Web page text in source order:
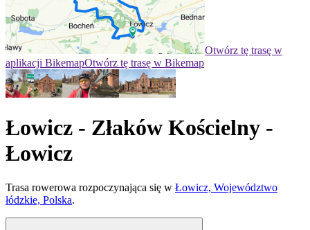
Otwórz tę trasę w
aplikacji BikemapOtwórz tę trasę w Bikemap
Łowicz - Złaków Kościelny -
Łowicz
Trasa rowerowa rozpoczynająca się w Łowicz, Województwo
łódzkie, Polska.